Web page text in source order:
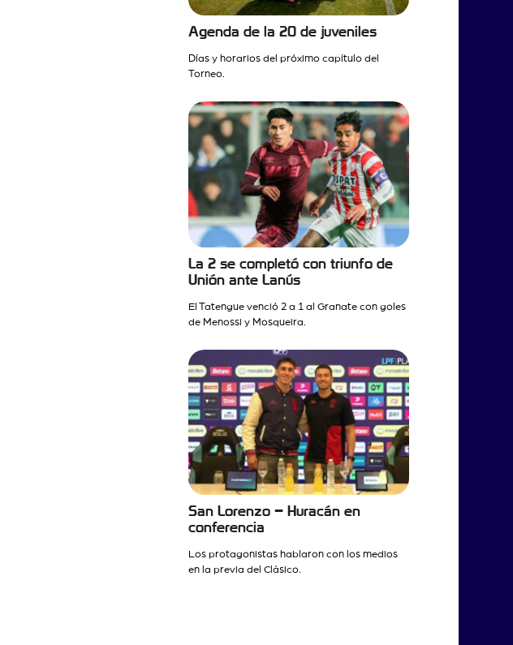
Agenda de la 20 de juveniles
Días y horarios del próximo capítulo del
Torneo.
La 2 se completó con triunfo de
Unión ante Lanús
El Tatengue venció 2 a 1 al Granate con goles
de Menossi y Mosqueira.
San Lorenzo – Huracán en
conferencia
Los protagonistas hablaron con los medios
en la previa del Clásico.